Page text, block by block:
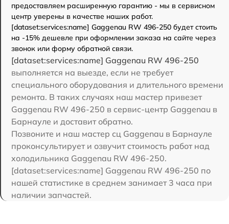
предоставляем расширенную гарантию - мы в сервисном
центр уверены в качестве наших работ.
[dataset:services:name] Gaggenau RW 496-250 будет стоить
на -15% дешевле при оформлении заказа на сайте через
звонок или форму обратной связи.
[dataset:services:name] Gaggenau RW 496-250
выполняется на выезде, если не требует
специального оборудования и длительного времени
ремонта. В таких случаях наш мастер привезет
Gaggenau RW 496-250 в сервис-центр Gaggenau в
Барнауле и доставит обратно.
Позвоните и наш мастер сц Gaggenau в Барнауле
проконсультирует и озвучит стоимость работ над
холодильника Gaggenau RW 496-250.
[dataset:services:name] Gaggenau RW 496-250 по
нашей статистике в среднем занимает 3 часа при
наличии запчастей.